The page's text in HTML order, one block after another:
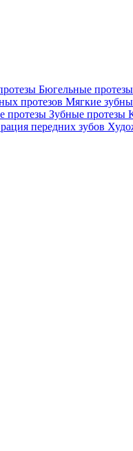
Бюгельные протезы
протезов Мягкие
протезы Зубные протезы
передних зубов